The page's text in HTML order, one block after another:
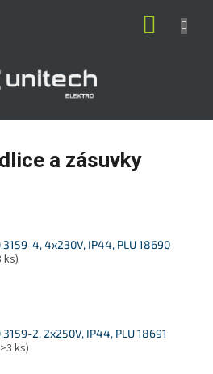
a zásuvky
4, 4x230V, IP44, PLU 18690
ks)
2, 2x250V, IP44, PLU 18691
ks)